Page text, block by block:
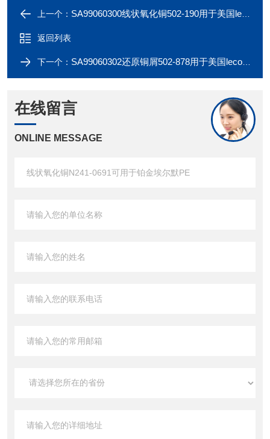
上一个： SA99060300线状氧化铜502-190用于美国leco（力可）
返回列表
下一个： SA99060302还原铜屑502-878用于美国leco（力可）
在线留言
ONLINE MESSAGE